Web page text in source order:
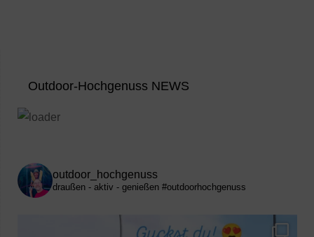
Outdoor-Hochgenuss NEWS
outdoor_hochgenuss
draußen - aktiv - genießen #outdoorhochgenuss